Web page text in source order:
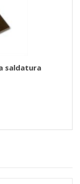
saldatura